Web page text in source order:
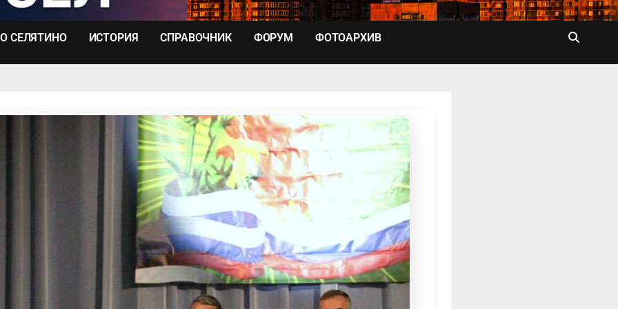
О СЕЛЯТИНО ИСТОРИЯ СПРАВОЧНИК ФОРУМ ФОТОАРХИВ